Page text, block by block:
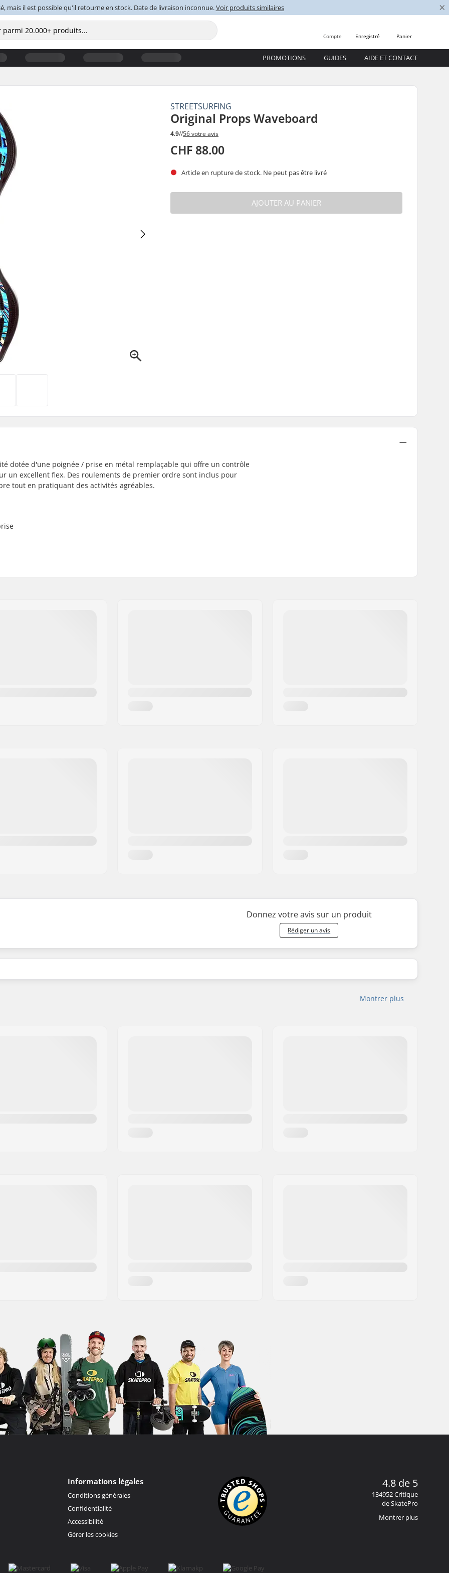
mais il est possible qu'il retourne en stock. Date de livraison inconnue.Voir produits similaires ×
Panier
Enregistré
Compte
PROMOTIONS GUIDES AIDE ET CONTACT
STREETSURFING
Original Props Waveboard
4.9//56 votre avis
CHF 88.00
Article en rupture de stock. Ne peut pas être livré
AJOUTER AU PANIER
dotée d'une poignée / prise en métal remplaçable qui offre un contrôle
un excellent flex. Des roulements de premier ordre sont inclus pour
tout en pratiquant des activités agréables.
Donnez votre avis sur un produit
Rédiger un avis
Montrer plus
Informations légales
Conditions générales
Confidentialité
Accessibilité
Gérer les cookies
4.8 de 5
134952 Critique
de SkatePro
Montrer plus